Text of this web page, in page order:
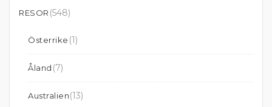
RESOR (548)
Österrike (1)
Åland (7)
Australien(13)